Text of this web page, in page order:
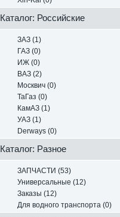
Каталог: Российские
ЗАЗ (1)
ГАЗ (0)
ИЖ (0)
ВАЗ (2)
Москвич (0)
ТаГаз (0)
КамАЗ (1)
УАЗ (1)
Derways (0)
Каталог: Разное
ЗАПЧАСТИ (53)
Универсальные (12)
Заказы (12)
Для водного транспорта (0)